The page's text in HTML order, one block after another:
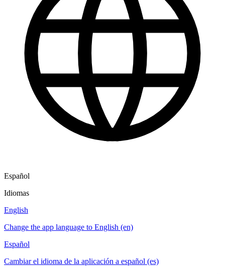
Español
Idiomas
English
Change the app language to English (en)
Español
Cambiar el idioma de la aplicación a español (es)